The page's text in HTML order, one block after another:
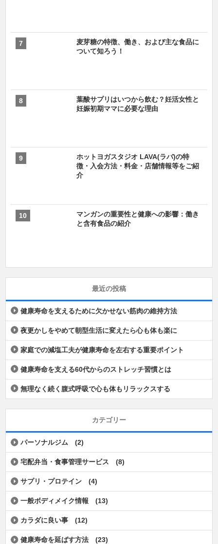
麦芽糖の特徴、働き、および主な食品に
ついて知ろう！
葉酸サプリはいつから飲む？妊活女性と
妊娠初期ママに必要な理由
ホットヨガスタジオ LAVA(ラバ)の特
徴・入会方法・料金・店舗情報等をご紹
介
マンガンの重要性と健康への影響：働き
と含有食品の紹介
最近の投稿
健康寿命を支えるために欠かせない筋肉の維持方法
夜更かしをやめて朝型生活に変えたら心も体も楽に
家庭での減塩工夫が健康寿命を左右する重要ポイント
健康寿命を支える60代からのストレッチ習慣とは
無理なく続く腹式呼吸で心も体もリラックスする
カテゴリー
パーソナルジム (2)
宅配弁当・食事管理サービス (8)
サプリ・プロテイン (4)
一般ボディメイク情報 (13)
カラダに良い事 (12)
健康寿命を延ばす方法
(23)